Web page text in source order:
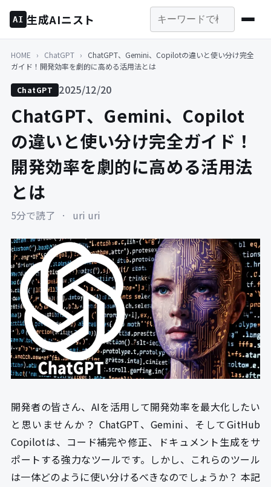
AI 生成AIニスト
HOME › ChatGPT ›
ChatGPT、Gemini、Copilotの違いと使い分け完全
ガイド！開発効率を劇的に高める活用法とは
ChatGPT 2025/12/20
ChatGPT、Gemini、Copilot
の違いと使い分け完全ガイド！
開発効率を劇的に高める活用法
とは
5分で読了 · uri uri
開発者の皆さん、AIを活用して開発効率を最大化したい
と思いませんか？ ChatGPT、Gemini、そしてGitHub
Copilotは、コード補完や修正、ドキュメント生成をサ
ポートする強力なツールです。しかし、これらのツール
は一体どのように使い分けるべきなのでしょうか？ 本記